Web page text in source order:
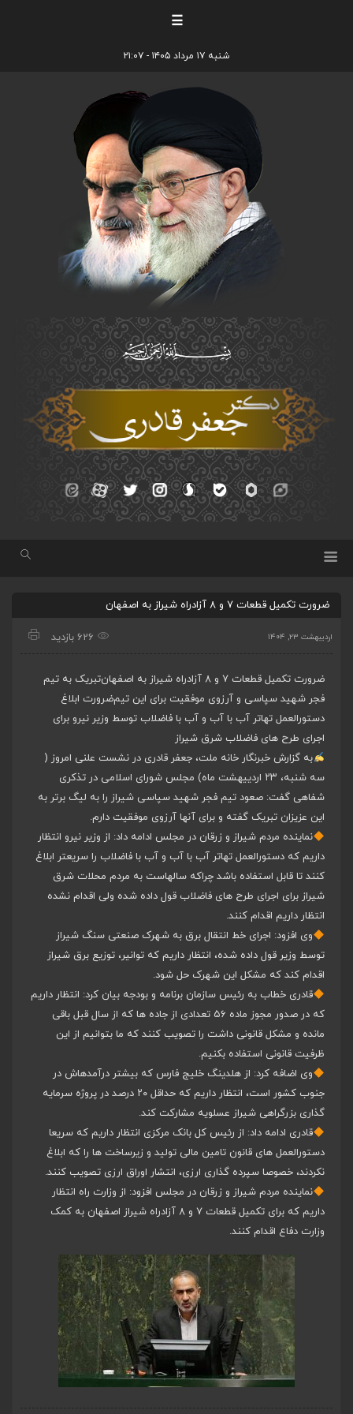
☰
شنبه ۱۷ مرداد ۱۴۰۵ - ۲۱:۰۷
ضرورت تکمیل قطعات ۷ و ۸ آزادراه شیراز به اصفهان
اردیبهشت ۲۳, ۱۴۰۴ 626 بازدید
ضرورت تکمیل قطعات ۷ و ۸ آزادراه شیراز به اصفهان
تبریک به تیم
فجر شهید سپاسی و آرزوی موفقیت برای این تیمضرورت ابلاغ
دستورالعمل تهاتر آب با آب و آب با فاضلاب توسط وزیر نیرو برای
اجرای طرح های فاضلاب شرق شیراز
به گزارش خبرنگار خانه ملت، جعفر قادری در نشست علنی امروز (
سه شنبه، ۲۳ اردییهشت ماه) مجلس شورای اسلامی در تذکری
شفاهی گفت: صعود تیم فجر شهید سپاسی شیراز را به لیگ برتر به
این عزیزان تبریک گفته و برای آنها آرزوی موفقیت دارم.
نماینده مردم شیراز و زرقان در مجلس ادامه داد: از وزیر نیرو انتظار
داریم که دستورالعمل تهاتر آب با آب و آب با فاضلاب را سریعتر ابلاغ
کنند تا قابل استفاده باشد چراکه سالهاست به مردم محلات شرق
شیراز برای اجرای طرح های فاضلاب قول داده شده ولی اقدام نشده
انتظار داریم اقدام کنند.
وی افزود: اجرای خط انتقال برق به شهرک صنعتی سنگ شیراز
توسط وزیر قول داده شده، انتظار داریم که توانیر، توزیع برق شیراز
اقدام کند که مشکل این شهرک حل شود.
قادری خطاب به رئیس سازمان برنامه و بودجه بیان کرد: انتظار داریم
که در صدور مجوز ماده ۵۶ تعدادی از جاده ها که از سال قبل باقی
مانده و مشکل قانونی داشت را تصویب کنند که ما بتوانیم از این
ظرفیت قانونی استفاده بکنیم.
وی اضافه کرد: از هلدینگ خلیج فارس که بیشتر درآمدهاش در
جنوب کشور است، انتظار داریم که حداقل ۲۰ درصد در پروژه سرمایه
گذاری بزرگراهی شیراز عسلویه مشارکت کند.
قادری ادامه داد: از رئیس کل بانک مرکزی انتظار داریم که سریعا
دستورالعمل های قانون تامین مالی تولید و زیرساخت ها را که ابلاغ
نکردند، خصوصا سپرده گذاری ارزی، انتشار اوراق ارزی تصویب کنند.
نماینده مردم شیراز و زرقان در مجلس افزود: از وزارت راه انتظار
داریم که برای تکمیل قطعات ۷ و ۸ آزادراه شیراز اصفهان به کمک
وزارت دفاع اقدام کنند.